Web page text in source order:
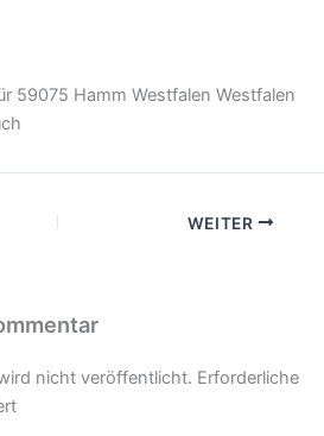
59075 Hamm Westfalen Westfalen
WEITER
nicht veröffentlicht. Erforderliche